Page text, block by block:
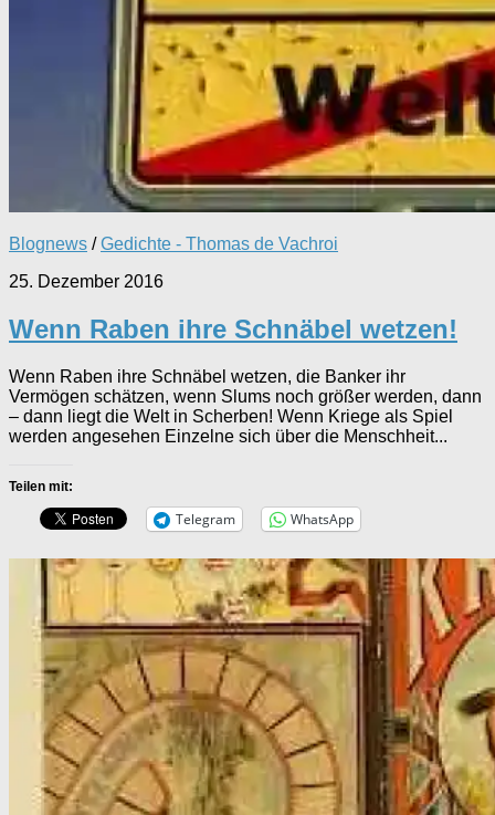
Blognews /Gedichte - Thomas de Vachroi
25. Dezember 2016
Wenn Raben ihre Schnäbel wetzen!
Wenn Raben ihre Schnäbel wetzen, die Banker ihr
Vermögen schätzen, wenn Slums noch größer werden, dann
– dann liegt die Welt in Scherben! Wenn Kriege als Spiel
werden angesehen Einzelne sich über die Menschheit...
Teilen mit:
Telegram WhatsApp